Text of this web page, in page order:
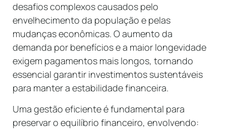
desafios complexos causados pelo
envelhecimento da população e pelas
mudanças econômicas. O aumento da
demanda por benefícios e a maior longevidade
exigem pagamentos mais longos, tornando
essencial garantir investimentos sustentáveis
para manter a estabilidade financeira.
Uma gestão eficiente é fundamental para
preservar o equilíbrio financeiro, envolvendo: